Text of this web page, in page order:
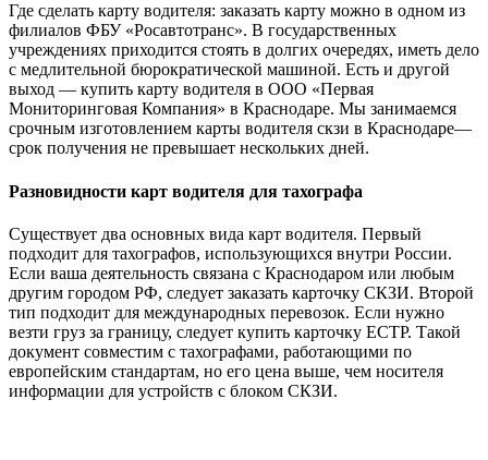
Где сделать карту водителя: заказать карту можно в одном из
филиалов ФБУ «Росавтотранс». В государственных
учреждениях приходится стоять в долгих очередях, иметь дело
с медлительной бюрократической машиной. Есть и другой
выход — купить карту водителя в ООО «Первая
Мониторинговая Компания» в Краснодаре. Мы занимаемся
срочным изготовлением карты водителя скзи в Краснодаре—
срок получения не превышает нескольких дней.
Разновидности карт водителя для тахографа
Существует два основных вида карт водителя. Первый
подходит для тахографов, использующихся внутри России.
Если ваша деятельность связана с Краснодаром или любым
другим городом РФ, следует заказать карточку СКЗИ. Второй
тип подходит для международных перевозок. Если нужно
везти груз за границу, следует купить карточку ЕСТР. Такой
документ совместим с тахографами, работающими по
европейским стандартам, но его цена выше, чем носителя
информации для устройств с блоком СКЗИ.